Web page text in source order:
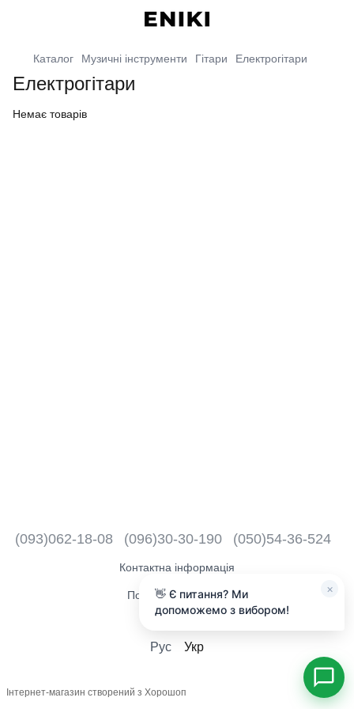
Каталог Музичні інструменти Гітари Електрогітари
Електрогітари
Немає товарів
(093)062-18-08 (096)30-30-190 (050)54-36-524
Контактна інформація
Повна версія сайту
Рус Укр
Інтернет-магазин створений з Хорошоп
×
👋 Є питання? Ми
допоможемо з вибором!